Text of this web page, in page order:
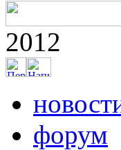
2012
форум